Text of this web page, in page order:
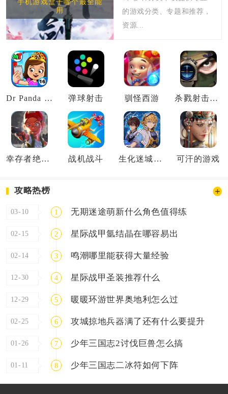
用
的游戏分类、专题和推荐，
资源...
Dr Panda 玩具车 弹球射击 驯怪西游 杀戮射击（Kill Shot）
幸存者绝地求生 战机战斗 生化迷城百度版 可汗的游戏
攻略热榜
03-10 1 无期迷途萌新什么角色值得练
02-15 2 星际战甲氩结晶在哪容易出
02-14 3 鸣潮哪里能获得大量经验
12-30 4 星际战甲圣装推荐什么
12-29 5 暖暖环游世界奥地利怎么过
02-25 6 攻城掠地兵器满了还有什么要提升
01-26 7 少年三国志2讨伐巨兽怎么搞
01-11 8 少年三国志二冰符如何下阵